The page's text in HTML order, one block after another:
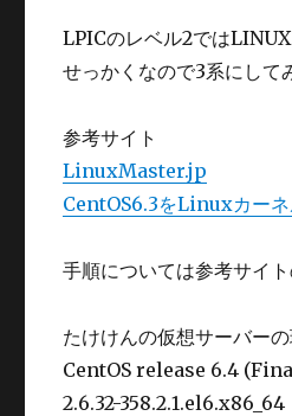
LPICのレベル2ではLINUX
せっかくなので3系にして
参考サイト
LinuxMaster.jp
CentOS6.3をLinuxカーネ
手順については参考サイト
たけけんの仮想サーバー
CentOS release 6.4
2.6.32-358.2.1.el6.x86_64